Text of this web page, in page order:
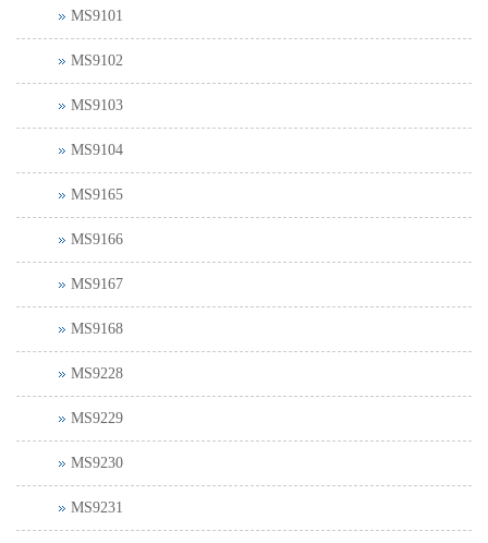
MS9101
MS9102
MS9103
MS9104
MS9165
MS9166
MS9167
MS9168
MS9228
MS9229
MS9230
MS9231